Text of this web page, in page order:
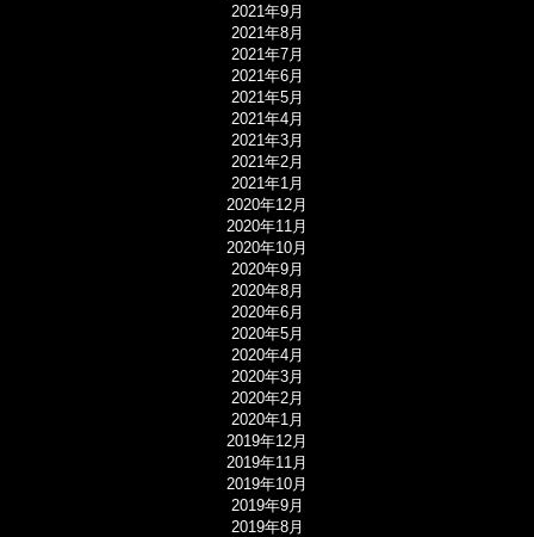
2021年9月
2021年8月
2021年7月
2021年6月
2021年5月
2021年4月
2021年3月
2021年2月
2021年1月
2020年12月
2020年11月
2020年10月
2020年9月
2020年8月
2020年6月
2020年5月
2020年4月
2020年3月
2020年2月
2020年1月
2019年12月
2019年11月
2019年10月
2019年9月
2019年8月